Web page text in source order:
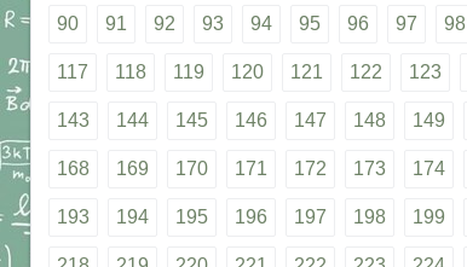
90 91 92 93 94 95 96 97 98
117 118 119 120 121 122 123
143 144 145 146 147 148 149
168 169 170 171 172 173 174
193 194 195 196 197 198 199